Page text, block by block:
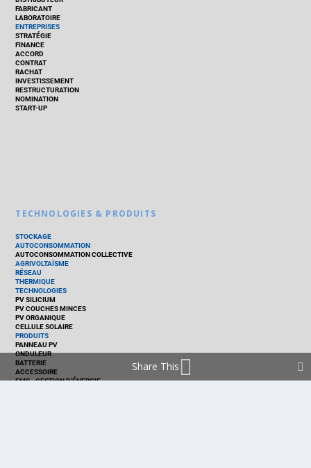
FABRICANT
LABORATOIRE
ENTREPRISES
STRATÉGIE
FINANCE
ACCORD
CONTRAT
RACHAT
INVESTISSEMENT
RESTRUCTURATION
NOMINATION
START-UP
TECHNOLOGIES & PRODUITS
STOCKAGE
AUTOCONSOMMATION
AUTOCONSOMMATION COLLECTIVE
AGRIVOLTAÏSME
RÉSEAU
THERMIQUE
TECHNOLOGIES
PV SILICIUM
PV COUCHES MINCES
PV ORGANIQUE
CELLULE SOLAIRE
PRODUITS
PANNEAU PV
ONDULEUR
BATTERIE
ACCESSOIRE
EMS - GESTION D'ÉNERGIE
Share This